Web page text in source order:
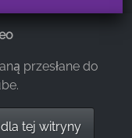
przesłane do
tej witryny